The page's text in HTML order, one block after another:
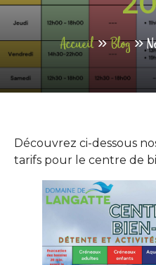
Accueil»Blog»
Découvrez ci-dessous
tarifs pour le centre de